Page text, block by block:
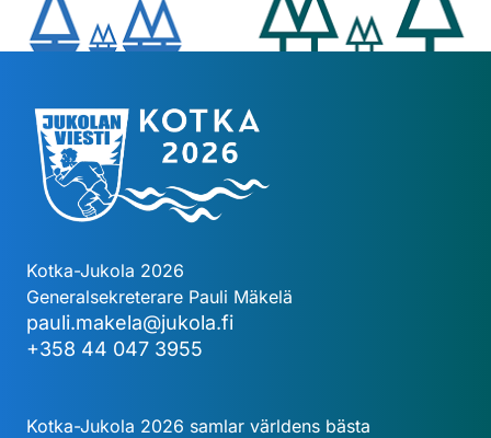
Kotka-Jukola 2026
Generalsekreterare Pauli Mäkelä
pauli.makela@jukola.fi
+358 44 047 3955
Kotka-Jukola 2026 samlar världens bästa